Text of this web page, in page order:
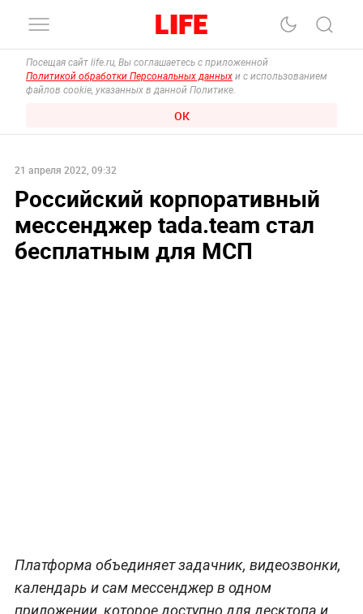
Посещая сайт life.ru, Вы соглашаетесь с приложенной
Политикой обработки Персональных данных и с использованием
файлов cookie, указанных в данной Политике.
ОК
21 апреля 2022, 09:32
Российский корпоративный
мессенджер tada.team стал
бесплатным для МСП
Платформа объединяет задачник, видеозвонки,
календарь и сам мессенджер в одном
приложении, которое доступно для десктопа и